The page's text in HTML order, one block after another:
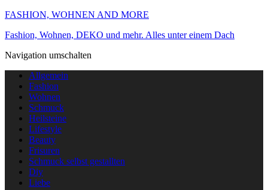
FASHION, WOHNEN AND MORE
Fashion, Wohnen, DEKO und mehr. Alles unter einem Dach
Navigation umschalten
Allgemein
Fashion
Wohnen
Schmuck
Heilsteine
Lifestyle
Beauty
Frisuren
Schmuck selbst gestallten
Diy
Liebe